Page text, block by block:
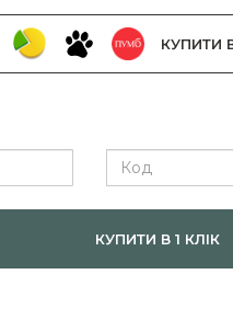
КУПИТИ
КУПИТИ В 1 КЛІК